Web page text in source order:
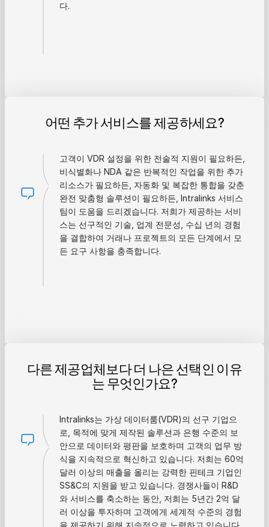
다.
어떤 추가 서비스를 제공하세요?
고객이 VDR 설정을 위한 전술적 지원이 필요하든,
비식별화나 NDA 같은 반복적인 작업을 위한 추가
리소스가 필요하든, 자동화 및 복잡한 통합을 갖춘
완전 맞춤형 솔루션이 필요하든, Intralinks 서비스
팀이 도움을 드리겠습니다. 저희가 제공하는 서비
스는 선구적인 기술, 업계 전문성, 수십 년의 경험
을 결합하여 거래나 프로젝트의 모든 단계에서 모
든 요구 사항을 충족합니다.
다른 제공업체보다 더 나은 선택인 이유
는 무엇인가요?
Intralinks는 가상 데이터룸(VDR)의 선구 기업으
로, 목적에 맞게 제작된 솔루션과 은행 수준의 보
안으로 데이터와 평판을 보호하며 고객의 업무 방
식을 지속적으로 혁신하고 있습니다. 저희는 60억
달러 이상의 매출을 올리는 강력한 핀테크 기업인
SS&C의 지원을 받고 있습니다. 경쟁사들이 R&D
와 서비스를 축소하는 동안, 저희는 5년간 2억 달
러 이상을 투자하며 고객에게 세계적 수준의 경험